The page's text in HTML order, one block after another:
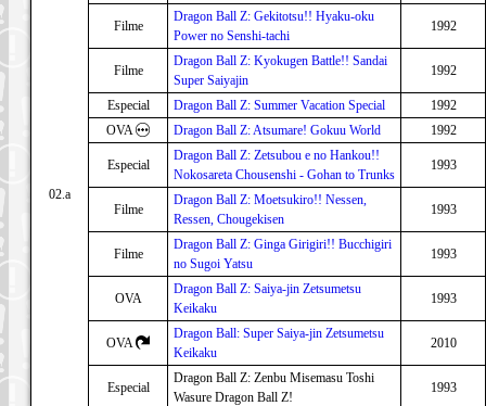
02.a
Filme
Dragon Ball Z: Gekitotsu!! Hyaku-oku
Power no Senshi-tachi
1992
Filme
Dragon Ball Z: Kyokugen Battle!! Sandai
Super Saiyajin
1992
Especial Dragon Ball Z: Summer Vacation Special
1992
OVA
Dragon Ball Z: Atsumare! Gokuu World 1992
Especial
Dragon Ball Z: Zetsubou e no Hankou!!
Nokosareta Chousenshi - Gohan to Trunks
1993
Filme
Dragon Ball Z: Moetsukiro!! Nessen,
Ressen, Chougekisen
1993
Filme
Dragon Ball Z: Ginga Girigiri!! Bucchigiri
no Sugoi Yatsu
1993
OVA
Dragon Ball Z: Saiya-jin Zetsumetsu
Keikaku
1993
OVA
Dragon Ball: Super Saiya-jin Zetsumetsu
Keikaku
2010
Especial
Dragon Ball Z: Zenbu Misemasu Toshi
Wasure Dragon Ball Z!
1993